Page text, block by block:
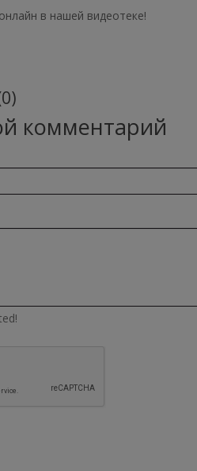
в нашей видеотеке!
комментарий